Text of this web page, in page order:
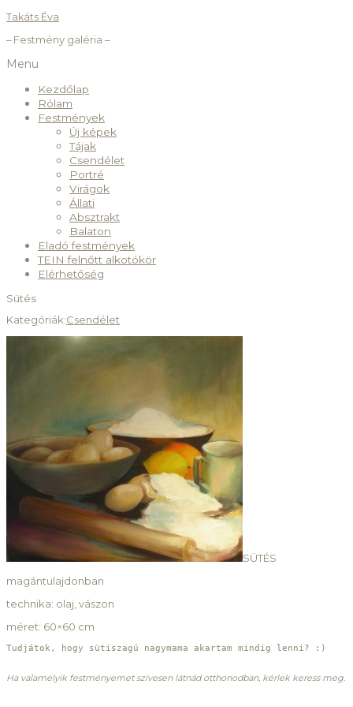
Takáts Éva
– Festmény galéria –
Menu
Kezdőlap
Rólam
Festmények
Új képek
Tájak
Csendélet
Portré
Virágok
Állati
Absztrakt
Balaton
Eladó festmények
TEIN felnőtt alkotókör
Elérhetőség
Sütés
Kategóriák:Csendélet
SÜTÉS
magántulajdonban
technika: olaj, vászon
méret: 60×60 cm
Tudjátok, hogy sütiszagú nagymama akartam mindig lenni? :)
Ha valamelyik festményemet szívesen látnád otthonodban, kérlek keress meg.